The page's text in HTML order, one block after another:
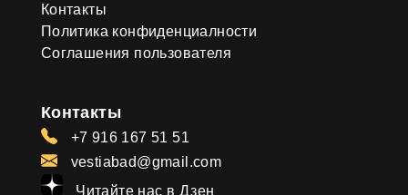
Контакты
Политика конфиденциалности
Соглашения пользователя
Контакты
+7 916 167 51 51
vestiabad@gmail.com
Читайте нас в Дзен